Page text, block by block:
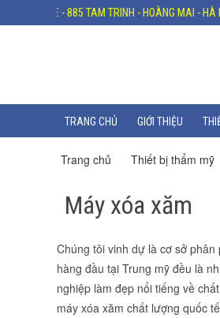
- 885 TAM TRINH - HOÀNG MAI - HÀ NỘI
TRANG CHỦ GIỚI THIỆU
Trang chủ Thiết bị thẩm mỹ
Máy xóa xăm
Chúng tôi vinh dự là cơ sở
hàng đầu tại Trung mỹ đều là
nghiệp làm đẹp nổi tiếng về
máy xóa xăm chất lượng quốc